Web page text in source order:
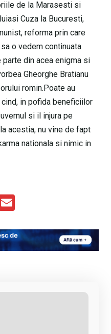
de la Marasesti si
Cuza la Bucuresti,
reforma prin care
o vedem continuata
din acea enigma si
Gheorghe Bratianu
romin.Poate au
in pofida beneficiilor
si il injura pe
acestia, nu vine de fapt
nationala si nimic in
ail